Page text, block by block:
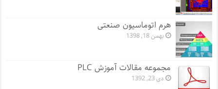
هرم اتوماسیون صنعتی
بهمن 18, 1398
مجموعه مقالات آموزش PLC
دی 23, 1392